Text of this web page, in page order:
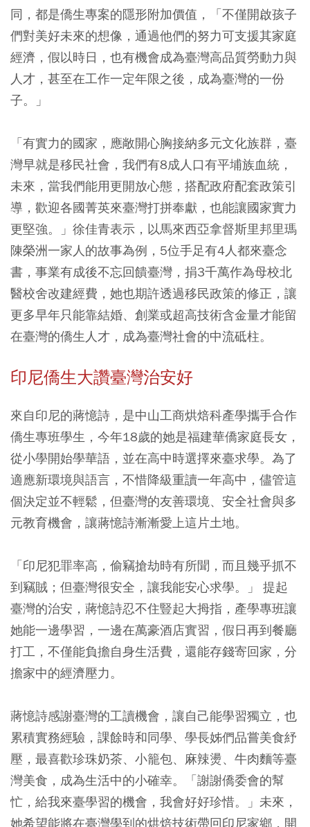
同，都是僑生專案的隱形附加價值，「不僅開啟孩子
們對美好未來的想像，通過他們的努力可支援其家庭
經濟，假以時日，也有機會成為臺灣高品質勞動力與
人才，甚至在工作一定年限之後，成為臺灣的一份
子。」
「有實力的國家，應敞開心胸接納多元文化族群，臺
灣早就是移民社會，我們有8成人口有平埔族血統，
未來，當我們能用更開放心態，搭配政府配套政策引
導，歡迎各國菁英來臺灣打拼奉獻，也能讓國家實力
更堅強。」徐佳青表示，以馬來西亞拿督斯里邦里瑪
陳榮洲一家人的故事為例，5位手足有4人都來臺念
書，事業有成後不忘回饋臺灣，捐3千萬作為母校北
醫校舍改建經費，她也期許透過移民政策的修正，讓
更多早年只能靠結婚、創業或超高技術含金量才能留
在臺灣的僑生人才，成為臺灣社會的中流砥柱。
印尼僑生大讚臺灣治安好
來自印尼的蔣憶詩，是中山工商烘焙科產學攜手合作
僑生專班學生，今年18歲的她是福建華僑家庭長女，
從小學開始學華語，並在高中時選擇來臺求學。為了
適應新環境與語言，不惜降級重讀一年高中，儘管這
個決定並不輕鬆，但臺灣的友善環境、安全社會與多
元教育機會，讓蔣憶詩漸漸愛上這片土地。
「印尼犯罪率高，偷竊搶劫時有所聞，而且幾乎抓不
到竊賊；但臺灣很安全，讓我能安心求學。」 提起
臺灣的治安，蔣憶詩忍不住豎起大拇指，產學專班讓
她能一邊學習，一邊在萬豪酒店實習，假日再到餐廳
打工，不僅能負擔自身生活費，還能存錢寄回家，分
擔家中的經濟壓力。
蔣憶詩感謝臺灣的工讀機會，讓自己能學習獨立，也
累積實務經驗，課餘時和同學、學長姊們品嘗美食紓
壓，最喜歡珍珠奶茶、小籠包、麻辣燙、牛肉麵等臺
灣美食，成為生活中的小確幸。「謝謝僑委會的幫
忙，給我來臺學習的機會，我會好好珍惜。」未來，
她希望能將在臺灣學到的烘焙技術帶回印尼家鄉，開